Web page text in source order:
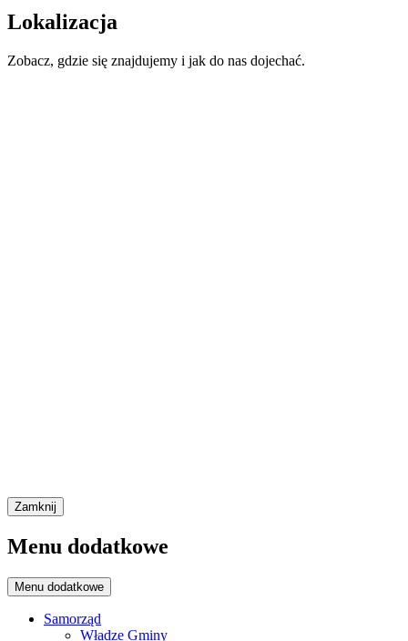
Lokalizacja
Zobacz, gdzie się znajdujemy i jak do nas dojechać.
Zamknij
Menu dodatkowe
Menu dodatkowe
Samorząd
Władze Gminy